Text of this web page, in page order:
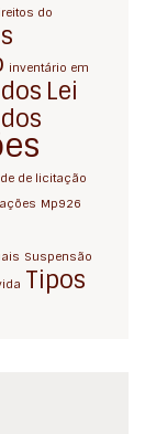
do
inventário em
Lei
de licitação
Mp926
Suspensão
Tipos